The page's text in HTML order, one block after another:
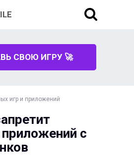
СВОЮ ИГРУ 🚀
игр и приложений
с